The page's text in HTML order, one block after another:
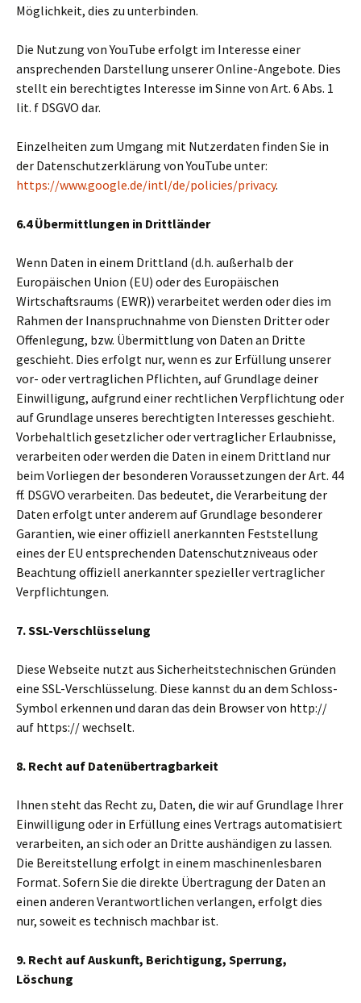
Möglichkeit, dies zu unterbinden.
Die Nutzung von YouTube erfolgt im Interesse einer
ansprechenden Darstellung unserer Online-Angebote. Dies
stellt ein berechtigtes Interesse im Sinne von Art. 6 Abs. 1
lit. f DSGVO dar.
Einzelheiten zum Umgang mit Nutzerdaten finden Sie in
der Datenschutzerklärung von YouTube unter:
https://www.google.de/intl/de/policies/privacy.
6.4 Übermittlungen in Drittländer
Wenn Daten in einem Drittland (d.h. außerhalb der
Europäischen Union (EU) oder des Europäischen
Wirtschaftsraums (EWR)) verarbeitet werden oder dies im
Rahmen der Inanspruchnahme von Diensten Dritter oder
Offenlegung, bzw. Übermittlung von Daten an Dritte
geschieht. Dies erfolgt nur, wenn es zur Erfüllung unserer
vor- oder vertraglichen Pflichten, auf Grundlage deiner
Einwilligung, aufgrund einer rechtlichen Verpflichtung oder
auf Grundlage unseres berechtigten Interesses geschieht.
Vorbehaltlich gesetzlicher oder vertraglicher Erlaubnisse,
verarbeiten oder werden die Daten in einem Drittland nur
beim Vorliegen der besonderen Voraussetzungen der Art. 44
ff. DSGVO verarbeiten. Das bedeutet, die Verarbeitung der
Daten erfolgt unter anderem auf Grundlage besonderer
Garantien, wie einer offiziell anerkannten Feststellung
eines der EU entsprechenden Datenschutzniveaus oder
Beachtung offiziell anerkannter spezieller vertraglicher
Verpflichtungen.
7. SSL-Verschlüsselung
Diese Webseite nutzt aus Sicherheitstechnischen Gründen
eine SSL-Verschlüsselung. Diese kannst du an dem Schloss-
Symbol erkennen und daran das dein Browser von http://
auf https:// wechselt.
8. Recht auf Datenübertragbarkeit
Ihnen steht das Recht zu, Daten, die wir auf Grundlage Ihrer
Einwilligung oder in Erfüllung eines Vertrags automatisiert
verarbeiten, an sich oder an Dritte aushändigen zu lassen.
Die Bereitstellung erfolgt in einem maschinenlesbaren
Format. Sofern Sie die direkte Übertragung der Daten an
einen anderen Verantwortlichen verlangen, erfolgt dies
nur, soweit es technisch machbar ist.
9. Recht auf Auskunft, Berichtigung, Sperrung,
Löschung